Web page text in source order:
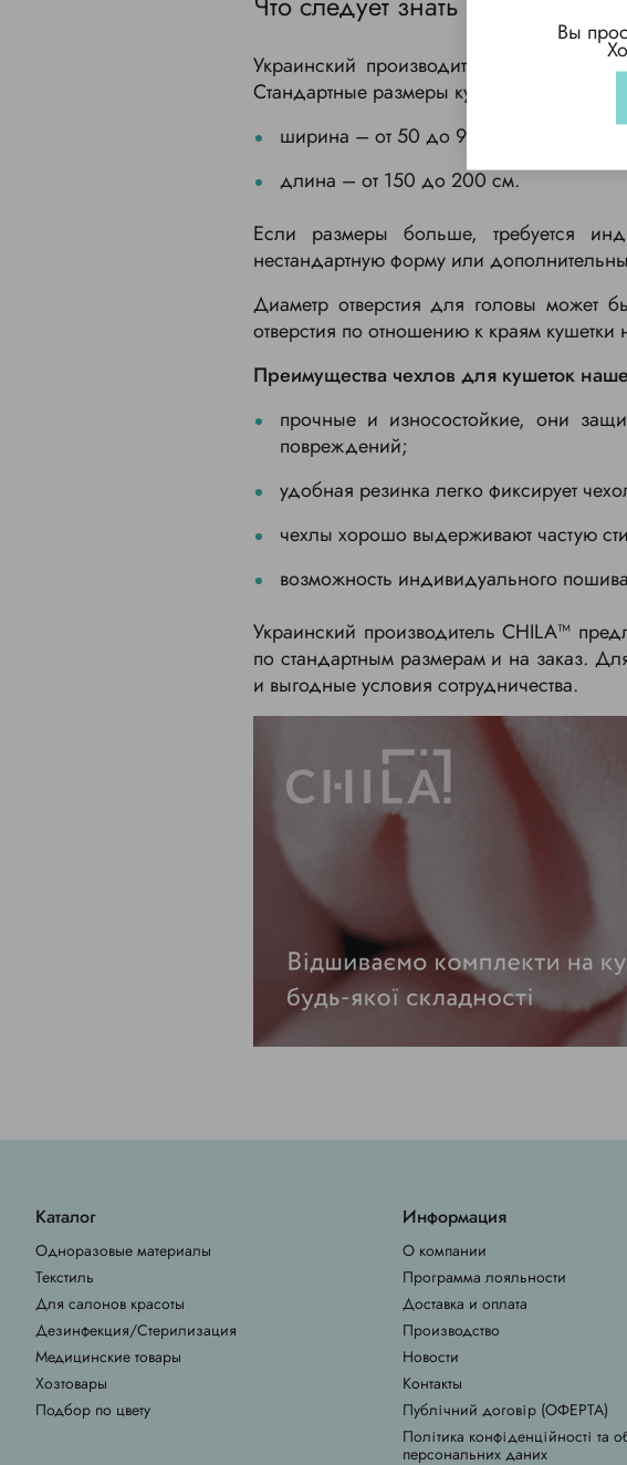
Украинский производитель CHILA
Стандартные размеры кушетки – это:
ширина – от 50 до 90 см;
длина – от 150 до 200 см.
Если размеры больше, требуется
нестандартную форму или
Диаметр отверстия для головы может
отверстия по отношению к краям кушетки
Преимущества чехлов для кушеток
прочные и износостойкие, они
повреждений;
удобная резинка легко фиксирует
чехлы хорошо выдерживают частую
возможность индивидуального
Украинский производитель CHILA™
по стандартным размерам и на заказ.
и выгодные условия сотрудничества.
Вы
Каталог
Одноразовые материалы
Текстиль
Для салонов красоты
Дезинфекция/Стерилизация
Медицинские товары
Хозтовары
Подбор по цвету
Информация
О компании
Программа лояльности
Доставка и оплата
Производство
Новости
Контакты
Публічний договір (ОФЕРТА)
Політика конфіденційності та
персональних даних